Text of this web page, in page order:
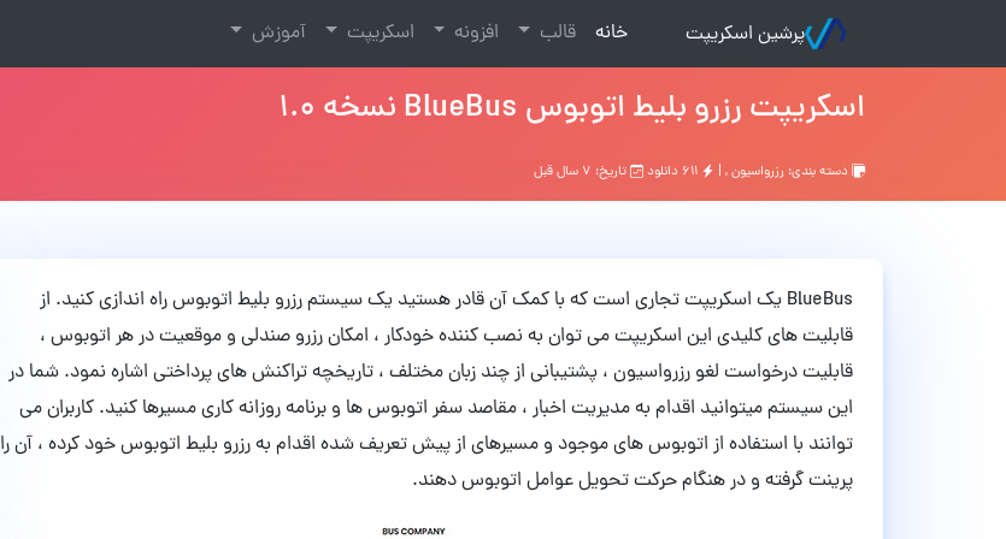
پرشین اسکریپت خانه
(current) قالب افزونه اسکریپت آموزش
اسکریپت رزرو بلیط اتوبوس BlueBus نسخه 1.0
دسته بندی: رزرواسیون, | تاریخ: ۷ سال قبل
BlueBus یک اسکریپت تجاری است که با کمک آن قادر هستید یک سیستم رزرو بلیط اتوبوس راه اندازی کنید. از
قابلیت های کلیدی این اسکریپت می توان به نصب کننده خودکار ، امکان رزرو صندلی و موقعیت در هر اتوبوس ،
قابلیت درخواست لغو رزرواسیون ، پشتیبانی از چند زبان مختلف ، تاریخچه تراکنش های پرداختی اشاره نمود. شما در
این سیستم میتوانید اقدام به مدیریت اخبار ، مقاصد سفر اتوبوس ها و برنامه روزانه کاری مسیرها کنید. کاربران می
توانند با استفاده از اتوبوس های موجود و مسیرهای از پیش تعریف شده اقدام به رزرو بلیط اتوبوس خود کرده ، آن را
پرینت گرفته و در هنگام حرکت تحویل عوامل اتوبوس دهند.